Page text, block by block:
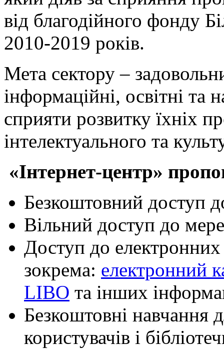
від благодійного фонду
2010-2019 років.
Мета сектору –
інформаційні, освітні та
сприяти розвитку їхніх
інтелектуального та
«Інтернет-центр»
Безкоштовний доступ
Вільний доступ до
Доступ до електронних
зокрема: електронний
LIBO та інших
Безкоштовні навчання
користувачів і